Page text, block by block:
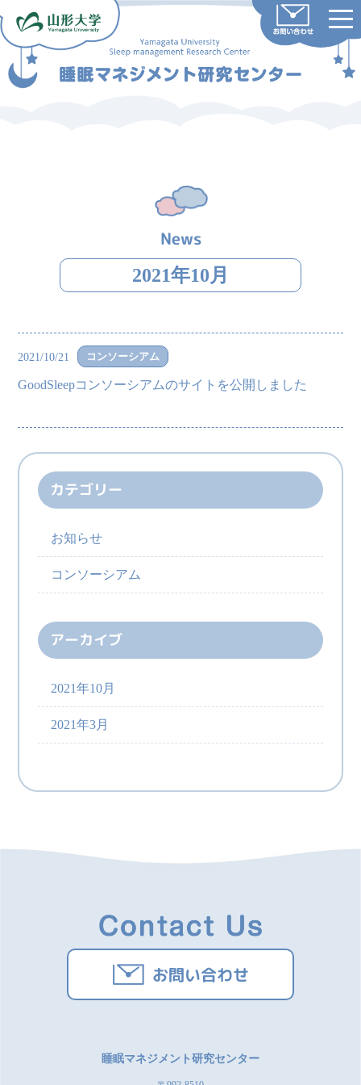
to
content
News
2021年10月
2021/10/21 コンソーシアム
GoodSleepコンソーシアムのサイトを公開しました
カテゴリー
お知らせ
コンソーシアム
アーカイブ
2021年10月
2021年3月
お問い合わせ
睡眠マネジメント研究センター